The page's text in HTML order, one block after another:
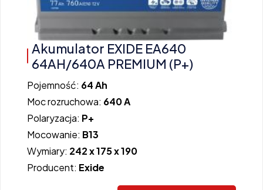
Akumulator EXIDE EA640
64AH/640A PREMIUM (P+)
Pojemność: 64 Ah
Moc rozruchowa: 640 A
Polaryzacja: P+
Mocowanie: B13
Wymiary: 242 x 175 x 190
Producent: Exide